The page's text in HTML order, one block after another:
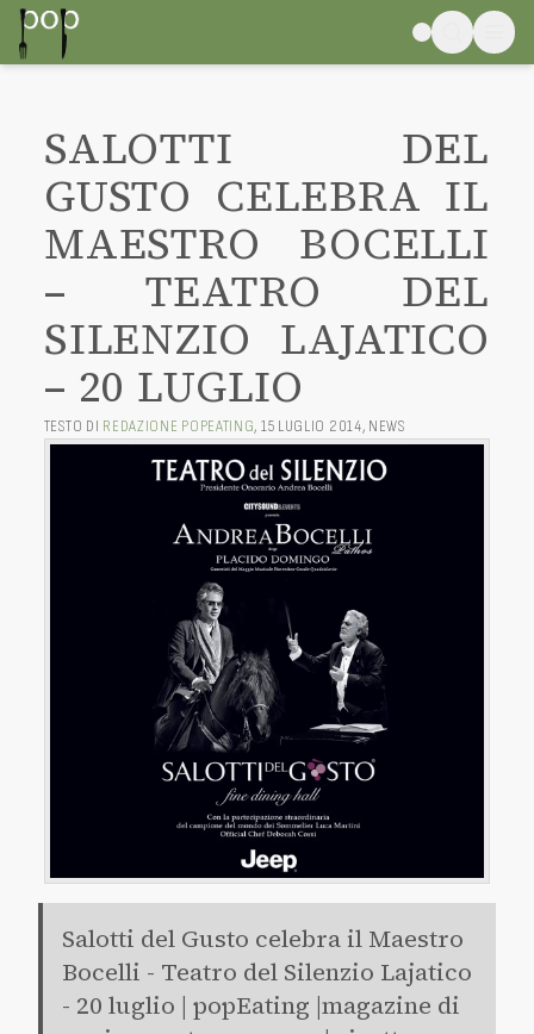
SALOTTI DEL
GUSTO CELEBRA IL
MAESTRO BOCELLI
– TEATRO DEL
SILENZIO LAJATICO
– 20 LUGLIO
TESTO DI REDAZIONE POPEATING, 15 LUGLIO 2014, NEWS
Salotti del Gusto celebra il Maestro
Bocelli - Teatro del Silenzio Lajatico
- 20 luglio | popEating |magazine di